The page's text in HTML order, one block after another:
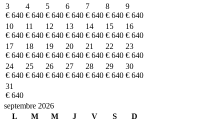
3
€ 640
4
€ 640
5
€ 640
6
€ 640
7
€ 640
8
€ 640
9
€ 640
10
€ 640
11
€ 640
12
€ 640
13
€ 640
14
€ 640
15
€ 640
16
€ 640
17
€ 640
18
€ 640
19
€ 640
20
€ 640
21
€ 640
22
€ 640
23
€ 640
24
€ 640
25
€ 640
26
€ 640
27
€ 640
28
€ 640
29
€ 640
30
€ 640
31
€ 640
septembre 2026
L
M M J V S
D